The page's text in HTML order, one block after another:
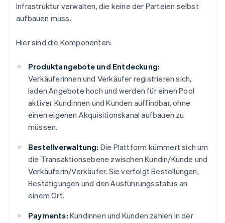
Infrastruktur verwalten, die keine der Parteien selbst
aufbauen muss.
Hier sind die Komponenten:
Produktangebote und Entdeckung:
Verkäuferinnen und Verkäufer registrieren sich,
laden Angebote hoch und werden für einen Pool
aktiver Kundinnen und Kunden auffindbar, ohne
einen eigenen Akquisitionskanal aufbauen zu
müssen.
Bestellverwaltung: Die Plattform kümmert sich um
die Transaktionsebene zwischen Kundin/Kunde und
Verkäuferin/Verkäufer. Sie verfolgt Bestellungen,
Bestätigungen und den Ausführungsstatus an
einem Ort.
Payments: Kundinnen und Kunden zahlen in der